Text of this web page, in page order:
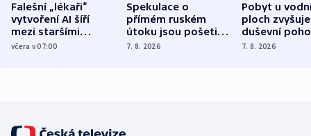
Falešní „lékaři“
vytvoření AI šíří
mezi staršími
Poláky nebezpečné
včera v 07:00
Spekulace o
přímém ruském
útoku jsou pošetilé,
míní estonský
7. 8. 2026
Pobyt u
ploch zvyšuje
duševní
ukázala
7. 8. 2026